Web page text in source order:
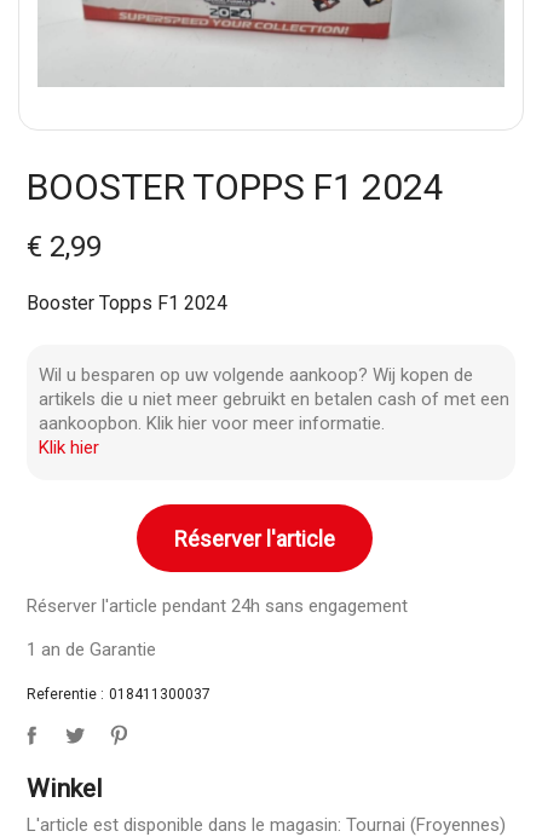
BOOSTER TOPPS F1 2024
€ 2,99
Booster Topps F1 2024
Wil u besparen op uw volgende aankoop? Wij kopen de
artikels die u niet meer gebruikt en betalen cash of met een
aankoopbon. Klik hier voor meer informatie.
Klik hier
Réserver l'article
Réserver l'article pendant 24h sans engagement
1 an de Garantie
Referentie : 018411300037
Winkel
L'article est disponible dans le magasin: Tournai (Froyennes)